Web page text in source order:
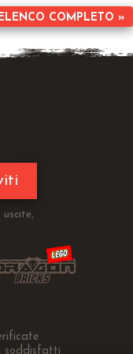
COMPLETO »
soddisfatti